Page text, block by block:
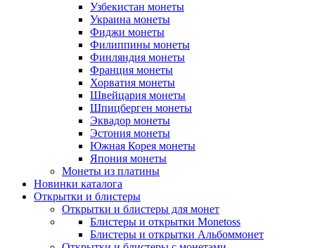
Узбекистан монеты
Украина монеты
Фиджи монеты
Филиппины монеты
Финляндия монеты
Франция монеты
Хорватия монеты
Швейцария монеты
Шпицберген монеты
Эквадор монеты
Эстония монеты
Южная Корея монеты
Япония монеты
Монеты из платины
Новинки каталога
Открытки и блистеры
Открытки и блистеры для монет
Блистеры и открытки Monetoss
Блистеры и открытки Альбоммонет